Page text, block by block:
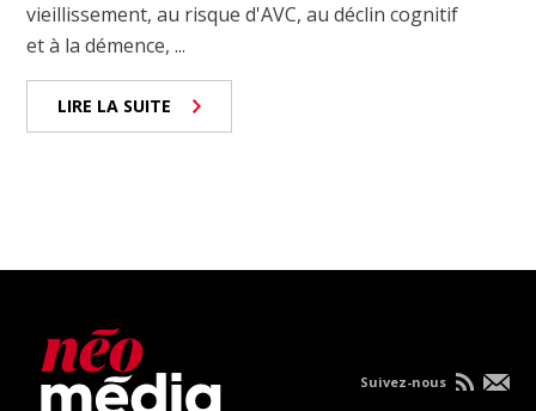
vieillissement, au risque d'AVC, au déclin cognitif
et à la démence, ...
LIRE LA SUITE
Suivez-nous